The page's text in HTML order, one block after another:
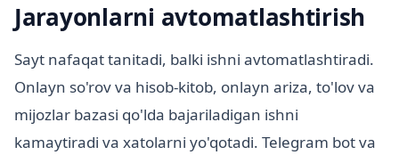
Jarayonlarni avtomatlashtirish
Sayt nafaqat tanitadi, balki ishni avtomatlashtiradi.
Onlayn so'rov va hisob-kitob, onlayn ariza, to'lov va
mijozlar bazasi qo'lda bajariladigan ishni
kamaytiradi va xatolarni yo'qotadi. Telegram bot va